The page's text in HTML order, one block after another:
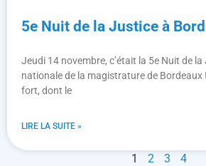
5e Nuit de la Justice à
Jeudi 14 novembre, c’était la 5e Nuit de la
nationale de la magistrature de Bordeaux
fort, dont le
LIRE LA SUITE »
1 2 3 4